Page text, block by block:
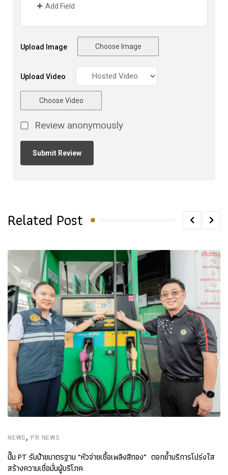
Add Field
Upload Image Choose Image
Upload Video
Choose Video
Review anonymously
Related Post
NEWS ,PR NEWS
ปั๊ม PT รับป้ายมาตรฐาน “หัวจ่ายเชื้อเพลิงสีทอง” ตอกย้ำบริการโปร่งใส
สร้างความเชื่อมั่นผู้บริโภค